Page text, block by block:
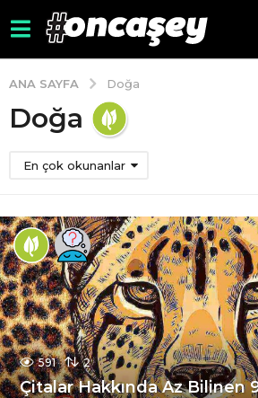
ANA SAYFA Doğa
Doğa
En çok okunanlar
591 2
Çitalar Hakkında Az Bilinen